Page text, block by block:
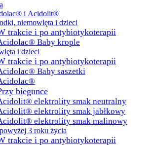
i Acidolit®
niemowlęta i dzieci
trakcie i po antybiotykoterapii
Baby krople
i dzieci
trakcie i po antybiotykoterapii
Baby saszetki
biegunce
elektrolity smak neutralny
elektrolity smak jabłkowy
elektrolity smak malinowy
3 roku życia
trakcie i po antybiotykoterapii